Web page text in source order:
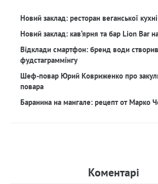
Новий заклад: ресторан веганської
Новий заклад: кав‘ярня та бар Lion Bar
Відклади смартфон: бренд води
фудстаграммінгу
Шеф-повар Юрий Ковриженко про
повара
Баранина на мангале: рецепт от Марко
Коментарi